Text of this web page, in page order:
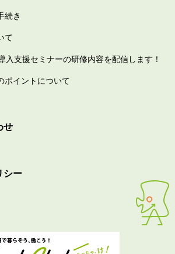
続き
て
入支援セミナーの研修内容を配信します！
ポイントについて
せ
シー